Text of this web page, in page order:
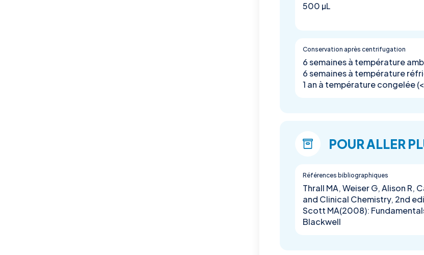
500 µL
Conservation après centrifugation
6 semaines à température
6 semaines à température
1 an à température congelée
POUR ALLER
Références bibliographiques
Thrall MA, Weiser G, Alison
and Clinical Chemistry, 2nd
Scott MA(2008):
Blackwell